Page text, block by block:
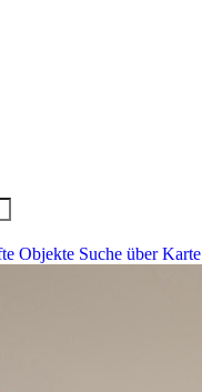
Objekte Suche über Karte